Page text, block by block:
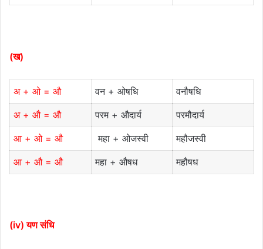
(ख)
अ + ओ = औ वन + ओषधि
वनौषधि
अ + औ = औ
परम + औदार्य
परमौदार्य
आ + ओ = औ
महा + ओजस्वी
महौजस्वी
आ + औ = औ
महा + औषध महौषध
(iv) यण संधि